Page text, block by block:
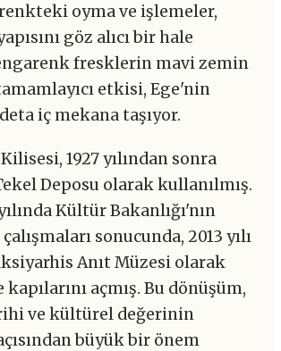
oyma ve işlemeler,
göz alıcı bir hale
fresklerin mavi zemin
etkisi, Ege'nin
iç mekana taşıyor.
1927 yılından sonra
Deposu olarak kullanılmış.
Kültür Bakanlığı'nın
sonucunda, 2013 yılı
Anıt Müzesi olarak
açmış. Bu dönüşüm,
ve kültürel değerinin
büyük bir önem